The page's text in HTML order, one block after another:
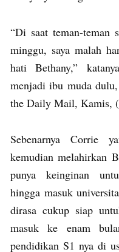
“Di saat teman-teman
minggu, saya malah
hati Bethany,”
menjadi ibu muda
the Daily Mail, Kamis,
Sebenarnya Corrie
kemudian melahirkan
punya keinginan
hingga masuk
dirasa cukup siap
masuk ke enam
pendidikan S1 nya di